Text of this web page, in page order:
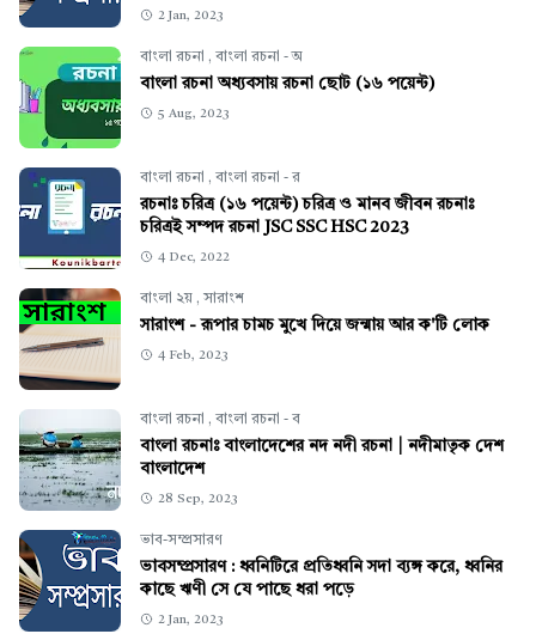
2 Jan, 2023
বাংলা রচনা , বাংলা রচনা - অ
বাংলা রচনা অধ্যবসায় রচনা ছোট (১৬ পয়েন্ট)
5 Aug, 2023
বাংলা রচনা , বাংলা রচনা - র
রচনাঃ চরিত্র (১৬ পয়েন্ট) চরিত্র ও মানব জীবন রচনাঃ
চরিত্রই সম্পদ রচনা JSC SSC HSC 2023
4 Dec, 2022
বাংলা ২য় , সারাংশ
সারাংশ - রূপার চামচ মুখে দিয়ে জন্মায় আর ক'টি লোক
4 Feb, 2023
বাংলা রচনা , বাংলা রচনা - ব
বাংলা রচনাঃ বাংলাদেশের নদ নদী রচনা | নদীমাতৃক দেশ
বাংলাদেশ
28 Sep, 2023
ভাব-সম্প্রসারণ
ভাবসম্প্রসারণ : ধ্বনিটিরে প্রতিধ্বনি সদা ব্যঙ্গ করে, ধ্বনির
কাছে ঋণী সে যে পাছে ধরা পড়ে
2 Jan, 2023